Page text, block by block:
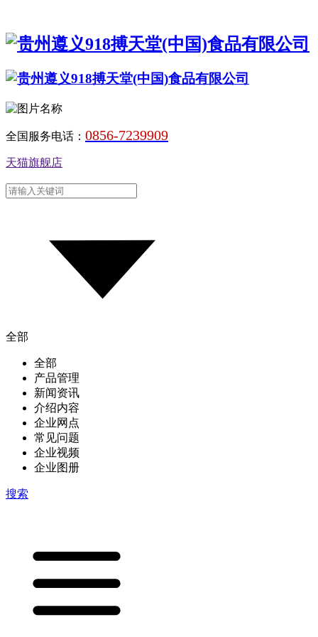
全国服务电话： 0856-7239909
天猫旗舰店
全部
全部
产品管理
新闻资讯
介绍内容
企业网点
常见问题
企业视频
企业图册
搜索